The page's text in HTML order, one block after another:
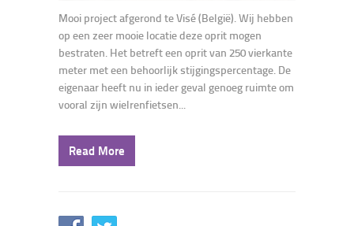
Mooi project afgerond te Visé (België). Wij hebben
op een zeer mooie locatie deze oprit mogen
bestraten. Het betreft een oprit van 250 vierkante
meter met een behoorlijk stijgingspercentage. De
eigenaar heeft nu in ieder geval genoeg ruimte om
vooral zijn wielrenfietsen...
Read More